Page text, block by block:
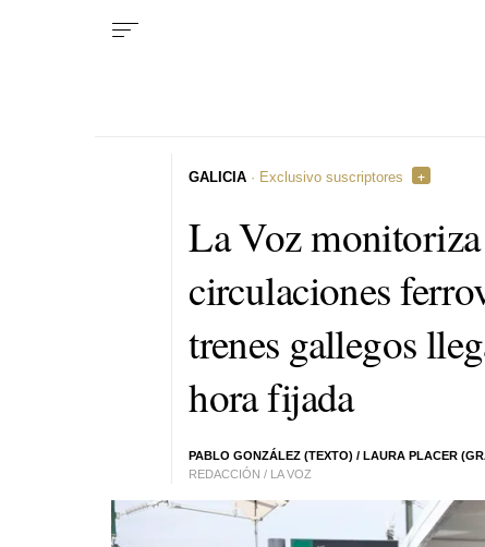
La Voz monitoriza
circulaciones
trenes gallegos
hora fijada
PABLO GONZÁLEZ (TEXTO) /LAURA PLACER
REDACCIÓN / LA VOZ
GALICIA · Exclusivo suscriptores